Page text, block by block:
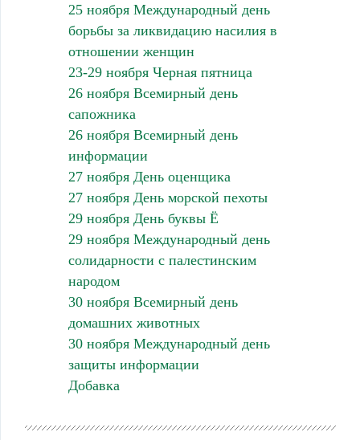
25 ноября Международный день
борьбы за ликвидацию насилия в
отношении женщин
23-29 ноября Черная пятница
26 ноября Всемирный день
сапожника
26 ноября Всемирный день
информации
27 ноября День оценщика
27 ноября День морской пехоты
29 ноября День буквы Ё
29 ноября Международный день
солидарности с палестинским
народом
30 ноября Всемирный день
домашних животных
30 ноября Международный день
защиты информации
Добавка